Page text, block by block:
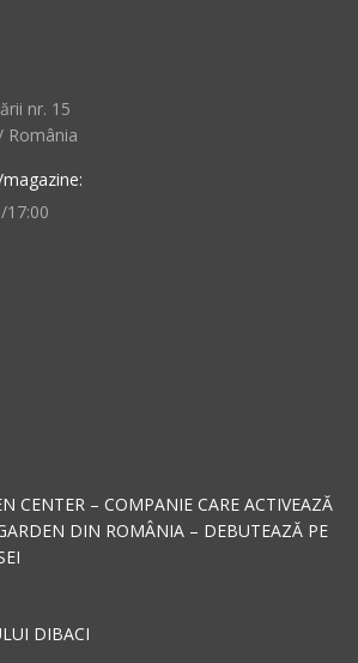
nr. 15
România
17:00
CENTER – COMPANIE CARE ACTIVEAZĂ
DIN ROMÂNIA – DEBUTEAZĂ PE
DIBACI